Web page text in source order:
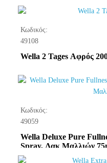
Κωδικός:
49108
Wella 2 Tages Αφρός
Κωδικός:
49059
Wella Deluxe Pure
Spray, Λακ Μαλλιών